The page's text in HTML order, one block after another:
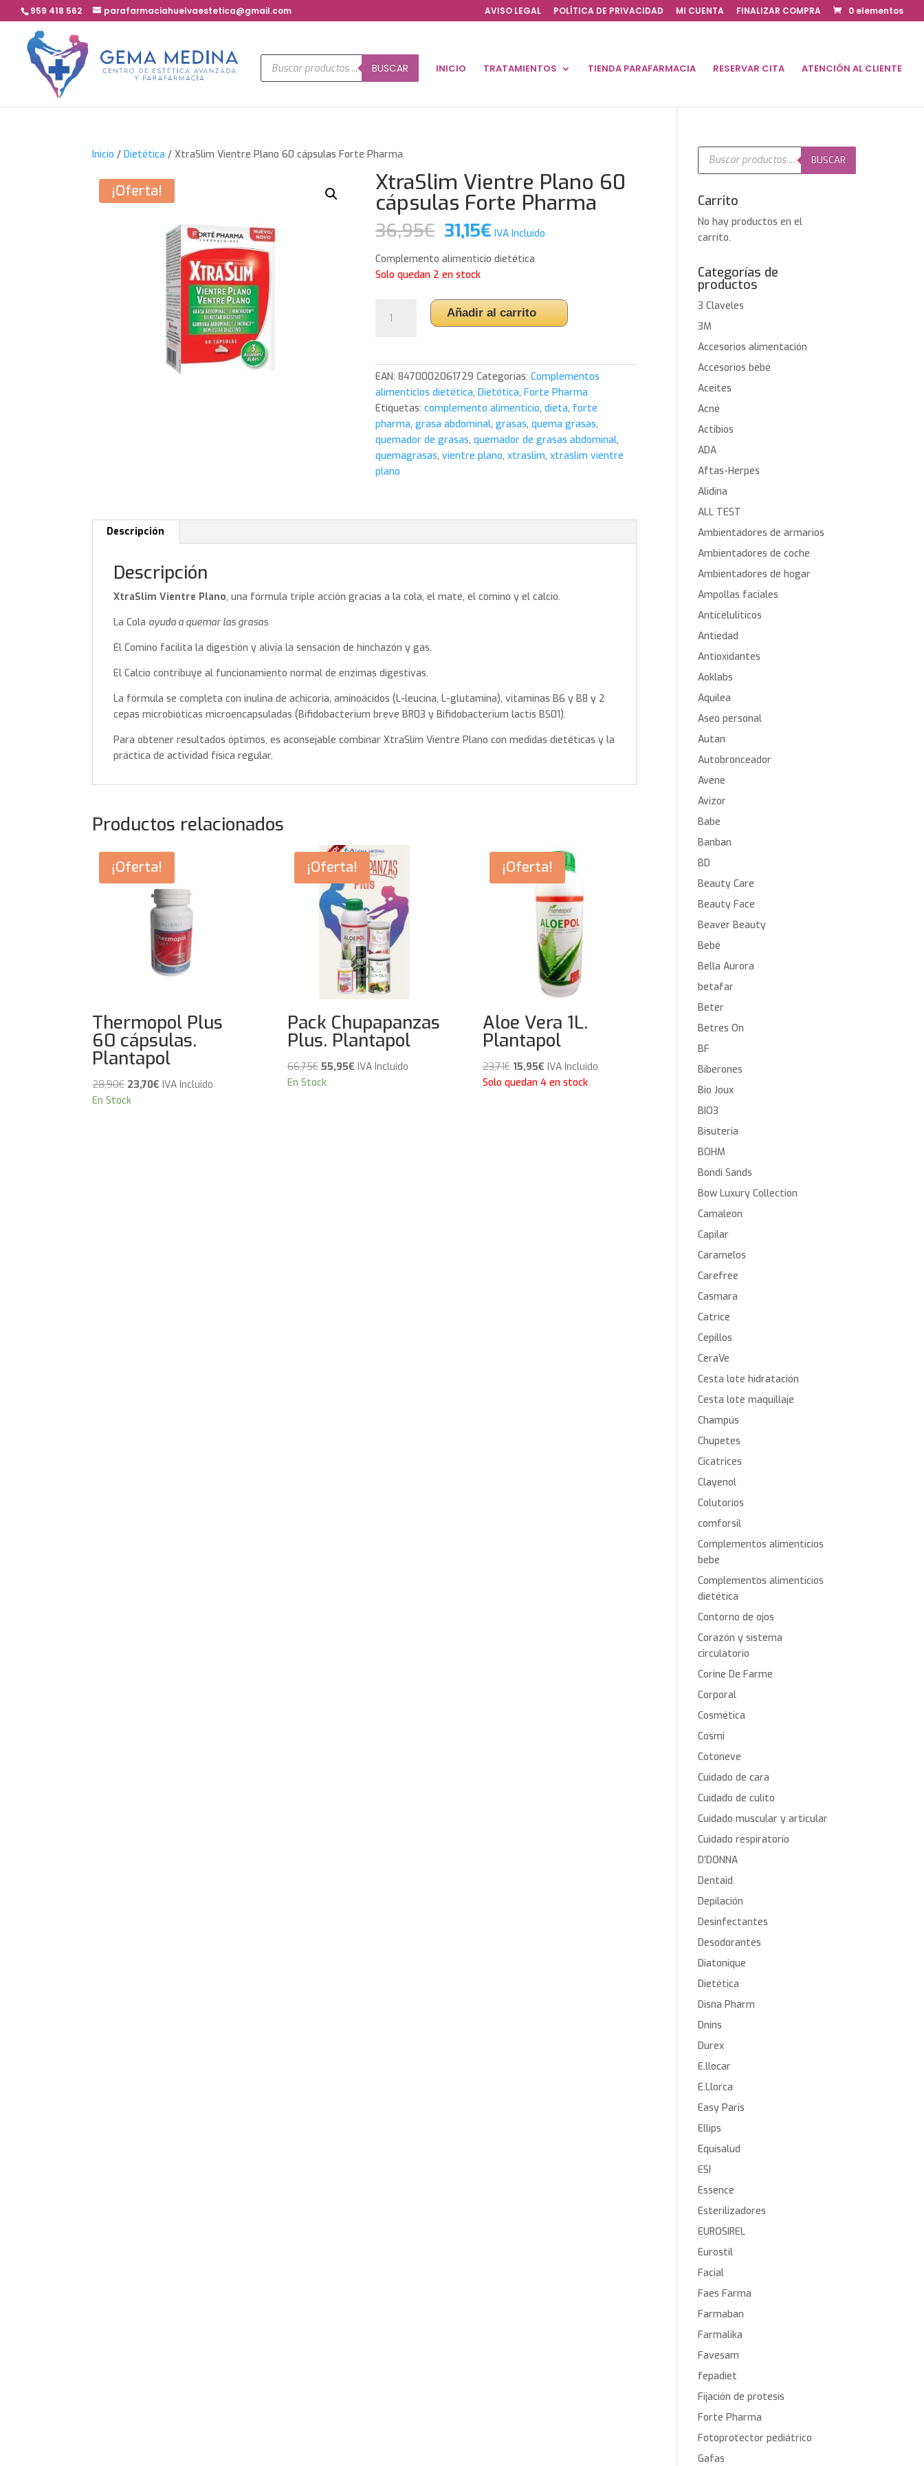
959 418 562 parafarmaciahuelvaestetica@gmail.com AVISO LEGAL POLÍTICA DE PRIVACIDAD MI CUENTA FINALIZAR COMPRA 0 elementos
Búsqueda
de
productos
BUSCAR INICIO TRATAMIENTOS TIENDA PARAFARMACIA RESERVAR CITA ATENCIÓN AL CLIENTE
Inicio /Dietética / XtraSlim Vientre Plano 60 cápsulas Forte Pharma
¡Oferta! XtraSlim Vientre Plano 60
cápsulas Forte Pharma
36,95€ El
precio
original
era:
36,95€.
31,15€El
actual
31,15€.
IVA Incluido
Complemento alimenticio dietética
Solo quedan 2 en stock
Vientre
cápsulas
Forte
Pharma
cantidad
Añadir al carrito
EAN:8470002061729 Categorías:Complementos
alimenticios dietética,Dietética,Forte Pharma
Etiquetas:complemento alimenticio,dieta, forte
pharma,grasa abdominal,grasas,quema grasas,
quemador de grasas,quemador de grasas abdominal,
quemagrasas,vientre plano,xtraslim,xtraslim vientre
plano
Descripción
Descripción
XtraSlim Vientre Plano, una fórmula triple acción gracias a la cola, el mate, el comino y el calcio.
La Cola ayuda a quemar las grasas.
El Comino facilita la digestión y alivia la sensación de hinchazón y gas.
El Calcio contribuye al funcionamiento normal de enzimas digestivas.
La fórmula se completa con inulina de achicoria, aminoácidos (L-leucina, L-glutamina), vitaminas B6 y B8 y 2
cepas microbióticas microencapsuladas (Bifidobacterium breve BR03 y Bifidobacterium lactis BS01).
Para obtener resultados óptimos, es aconsejable combinar XtraSlim Vientre Plano con medidas dietéticas y la
práctica de actividad física regular.
Productos relacionados
¡Oferta!
Thermopol Plus
60 cápsulas.
Plantapol
28,90€ El
precio
23,70€ El
IVA Incluido
En Stock
¡Oferta!
Pack Chupapanzas
Plus. Plantapol
66,75€ El
precio
55,95€ElIVA Incluido
En Stock
¡Oferta!
Aloe Vera 1L.
Plantapol
23,71€ El
precio
15,95€El
precio
IVA Incluido
Solo quedan 4 en stock
Búsqueda
productos
BUSCAR
Carrito
No hay productos en el
carrito.
Categorías de
productos
3 Claveles
3M
Accesorios alimentación
Accesorios bebé
Aceites
Acné
Actibios
ADA
Aftas-Herpes
Alidina
ALL TEST
Ambientadores de armarios
Ambientadores de coche
Ambientadores de hogar
Ampollas faciales
Anticelulíticos
Antiedad
Antioxidantes
Aoklabs
Aquilea
Aseo personal
Autan
Autobronceador
Avene
Avizor
Babe
Banban
BD
Beauty Care
Beauty Face
Beaver Beauty
Bebé
Bella Aurora
betafar
Beter
Betres On
BF
Biberones
Bio Joux
BIO3
Bisuteria
BOHM
Bondi Sands
Bow Luxury Collection
Camaleon
Capilar
Caramelos
Carefree
Casmara
Catrice
Cepillos
CeraVe
Cesta lote hidratación
Cesta lote maquillaje
Champús
Chupetes
Cicatrices
Clayenol
Colutorios
comforsil
Complementos alimenticios
bebe
Complementos alimenticios
dietética
Contorno de ojos
Corazón y sistema
circulatorio
Corine De Farme
Corporal
Cosmética
Cosmi
Cotoneve
Cuidado de cara
Cuidado de culito
Cuidado muscular y articular
Cuidado respiratorio
D’DONNA
Dentaid
Depilación
Desinfectantes
Desodorantes
Diatonique
Dietética
Disna Pharm
Dnins
Durex
E.llocar
E.Llorca
Easy Paris
Ellips
Equisalud
ESI
Essence
Esterilizadores
EUROSIREL
Eurostil
Facial
Faes Farma
Farmaban
Farmalika
Favesam
fepadiet
Fijación de protesis
Forte Pharma
Fotoprotector pediátrico
Gafas